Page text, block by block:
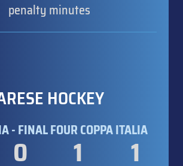
penalty minutes
HOCKEY
- FINAL FOUR COPPA ITALIA
0 1 1